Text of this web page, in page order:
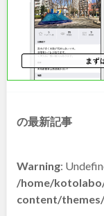
中国・四国
鳥取
岡山
香川
の最新記事
Warning:
/home/
content/